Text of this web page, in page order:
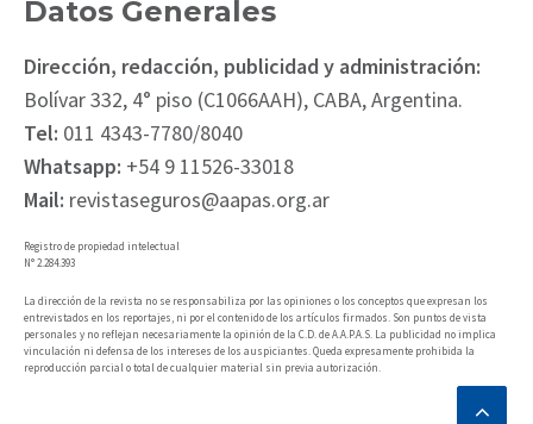
Datos Generales
Dirección, redacción, publicidad y administración:
Bolívar 332, 4° piso (C1066AAH), CABA, Argentina.
Tel: 011 4343-7780/8040
Whatsapp: +54 9 11526-33018
Mail: revistaseguros@aapas.org.ar
Registro de propiedad intelectual
N° 2.284.393
La dirección de la revista no se responsabiliza por las opiniones o los conceptos que expresan los
entrevistados en los reportajes, ni por el contenido de los artículos firmados. Son puntos de vista
personales y no reflejan necesariamente la opinión de la C.D. de A.A.P.A.S. La publicidad no implica
vinculación ni defensa de los intereses de los auspiciantes. Queda expresamente prohibida la
reproducción parcial o total de cualquier material sin previa autorización.